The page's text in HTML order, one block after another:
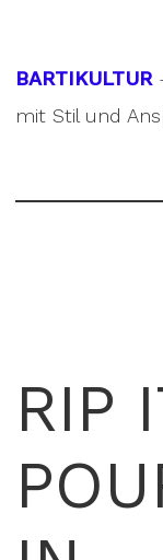
BARTIKULTUR-
mit Stil und
RIP